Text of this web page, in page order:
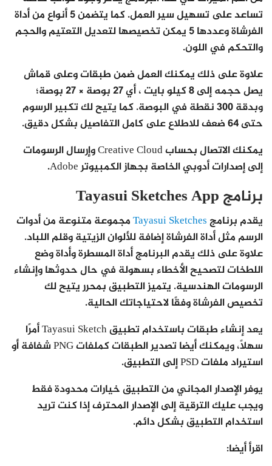
تساعد على تسهيل سير العمل. كما يتضمن 5 أنواع من أداة
الفرشاة وعددها 5 يمكن تخصيصها لتعديل التعتيم والحجم
والتحكم في اللون.
علاوة على ذلك يمكنك العمل ضمن طبقات وعلى قماش
يصل حجمه إلى 8 كيلو بايت ، أي 27 بوصة × 27 بوصة؛
وبدقة 300 نقطة في البوصة. كما يتيح لك تكبير الرسوم
حتى 64 ضعف للاطلاع على كامل التفاصيل بشكل دقيق.
يمكنك الاتصال بحساب Creative Cloud وإرسال الرسومات
إلى إصدارات أدوبي الخاصة بجهاز الكمبيوتر Adobe.
برنامج Tayasui Sketches App
يقدم برنامجTayasui Sketchesمجموعة متنوعة من أدوات
الرسم مثل أداة الفرشاة إضافة للألوان الزيتية وقلم اللباد.
علاوة على ذلك يقدم البرنامج أداة المسطرة وأداة وضع
اللطخات لتصحيح الأخطاء بسهولة في حال حدوثها وإنشاء
الرسومات الهندسية. يتميز التطبيق بمحرر يتيح لك
تخصيص الفرشاة وفقًا لاحتياجاتك الحالية.
يعد إنشاء طبقات باستخدام تطبيق Tayasui Sketch أمرًا
سهلاً، ويمكنك أيضا تصدير الطبقات كملفات PNG شفافة أو
استيراد ملفات PSD إلى التطبيق.
يوفر الإصدار المجاني من التطبيق خيارات محدودة فقط
ويجب عليك الترقية إلى الإصدار المحترف إذا كنت تريد
استخدام التطبيق بشكل دائم.
اقرأ أيضا: